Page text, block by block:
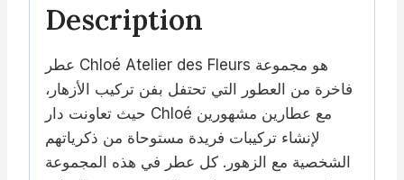
Description
عطر Chloé Atelier des Fleurs هو مجموعة
فاخرة من العطور التي تحتفل بفن تركيب الأزهار،
حيث تعاونت دار Chloé مع عطارين مشهورين
لإنشاء تركيبات فريدة مستوحاة من ذكرياتهم
الشخصية مع الزهور. كل عطر في هذه المجموعة